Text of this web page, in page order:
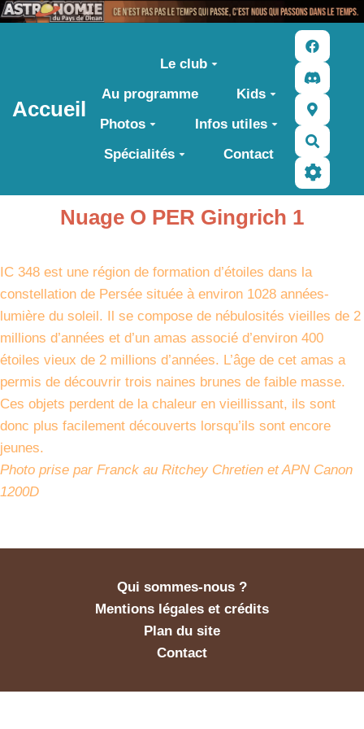
Accueil
Le club
Au programme
Kids
Photos
Infos utiles
Spécialités
Contact
Nuage O PER Gingrich 1
IC 348 est une région de formation d’étoiles dans la
constellation de Persée située à environ 1028 années-
lumière du soleil. Il se compose de nébulosités vieilles de 2
millions d’années et d’un amas associé d’environ 400
étoiles vieux de 2 millions d’années. L’âge de cet amas a
permis de découvrir trois naines brunes de faible masse.
Ces objets perdent de la chaleur en vieillissant, ils sont
donc plus facilement découverts lorsqu’ils sont encore
jeunes.
Photo prise par Franck au Ritchey Chretien et APN Canon
1200D
Qui sommes-nous ?
Mentions légales et crédits
Plan du site
Contact